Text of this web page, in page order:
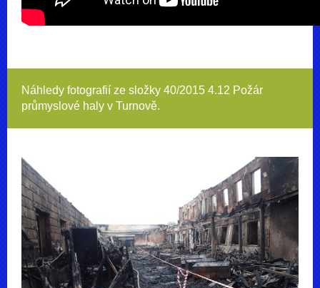
Náhledy fotografií ze složky 40/2015 4.12 Požár
průmyslové haly v Turnově.